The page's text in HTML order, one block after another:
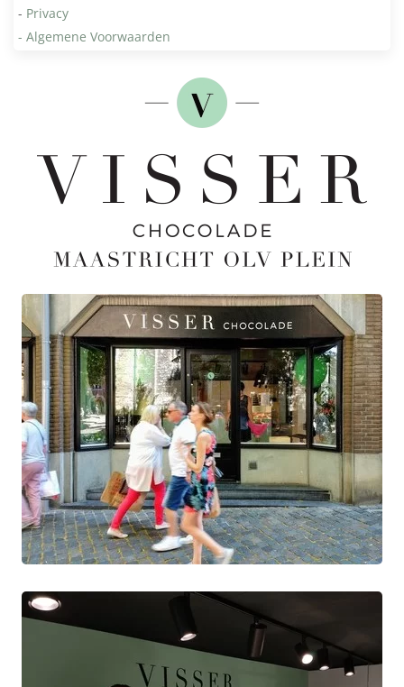
- Privacy
- Algemene Voorwaarden